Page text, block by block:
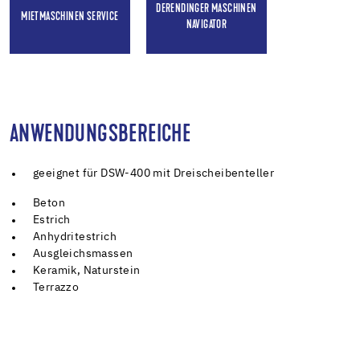
MIETMASCHINEN SERVICE
DERENDINGER MASCHINEN
NAVIGATOR
ANWENDUNGSBEREICHE
geeignet für DSW-400 mit Dreischeibenteller
Beton
Estrich
Anhydritestrich
Ausgleichsmassen
Keramik, Naturstein
Terrazzo